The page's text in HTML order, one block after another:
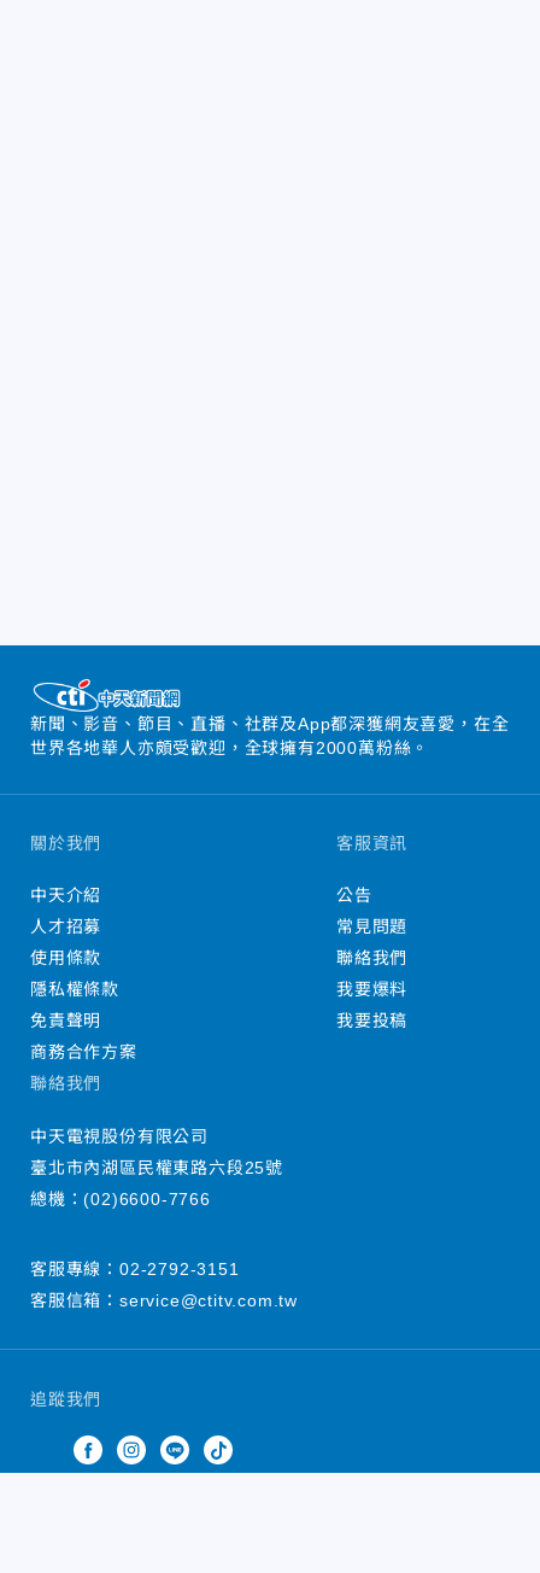
新聞、影音、節目、直播、社群及App都深獲網友喜愛，在全
世界各地華人亦頗受歡迎，全球擁有2000萬粉絲。
追蹤我們
關於我們
中天介紹
人才招募
使用條款
隱私權條款
免責聲明
商務合作方案
客服資訊
公告
常見問題
聯絡我們
我要爆料
我要投稿
聯絡我們
中天電視股份有限公司
臺北市內湖區民權東路六段25號
總機：(02)6600-7766
客服專線： 02-2792-3151
客服信箱： service@ctitv.com.tw